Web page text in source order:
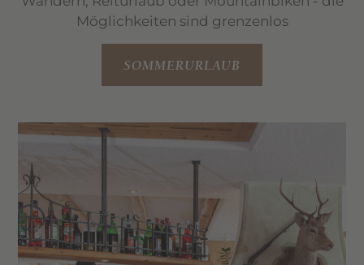
Möglichkeiten sind grenzenlos
SOMMERURLAUB